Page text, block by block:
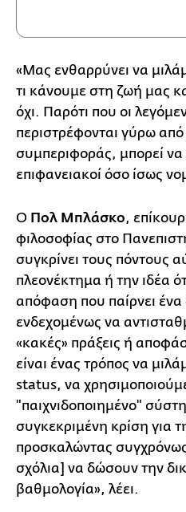
«Μας ενθαρρύνει να
τι κάνουμε στη ζωή μας
όχι. Παρότι που οι
περιστρέφονται γύρω από
συμπεριφοράς, μπορεί να
επιφανειακοί όσο ίσως
Ο Πολ Μπλάσκο,
φιλοσοφίας στο
συγκρίνει τους πόντους
πλεονέκτημα ή την ιδέα
απόφαση που παίρνει ένα
ενδεχομένως να
«κακές» πράξεις ή
είναι ένας τρόπος να
status, να
"παιχνιδοποιημένο"
συγκεκριμένη κρίση για
προσκαλώντας
σχόλια] να δώσουν την
βαθμολογία», λέει.